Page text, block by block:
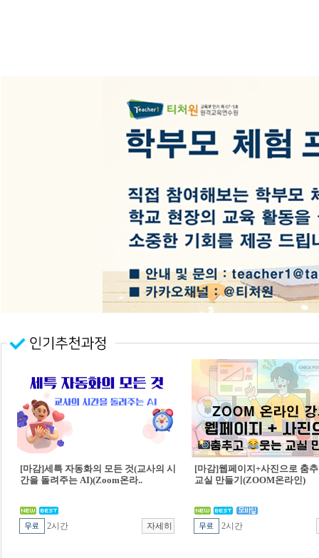
[마감]세특 자동화의 모든 것(교사의 시
간을 돌려주는 AI)(Zoom온라..
2시간
[마감]웹페이지+사진으로 춤
교실 만들기(ZOOM온라인)
2시간